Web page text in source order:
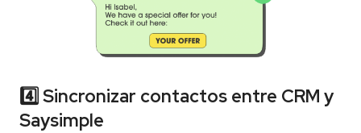
4️⃣ Sincronizar contactos entre CRM y
Saysimple